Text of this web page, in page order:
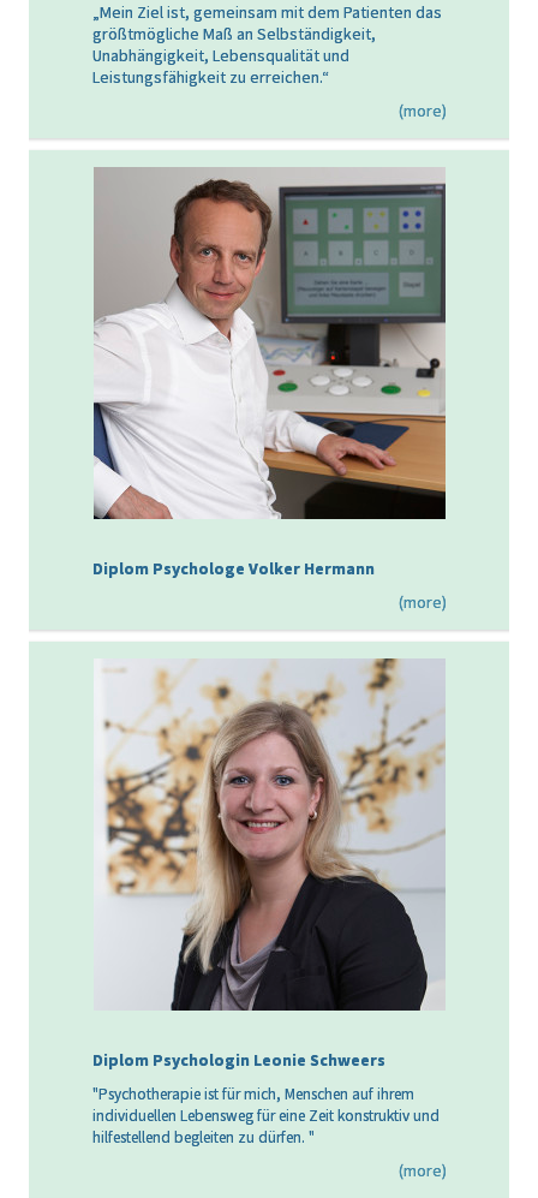
„Mein Ziel ist, gemeinsam mit dem Patienten das
größtmögliche Maß an Selbständigkeit,
Unabhängigkeit, Lebensqualität und
Leistungsfähigkeit zu erreichen.“
(more)
Diplom Psychologe Volker Hermann
(more)
Diplom Psychologin Leonie Schweers
"Psychotherapie ist für mich, Menschen auf ihrem
individuellen Lebensweg für eine Zeit konstruktiv und
hilfestellend begleiten zu dürfen. "
(more)